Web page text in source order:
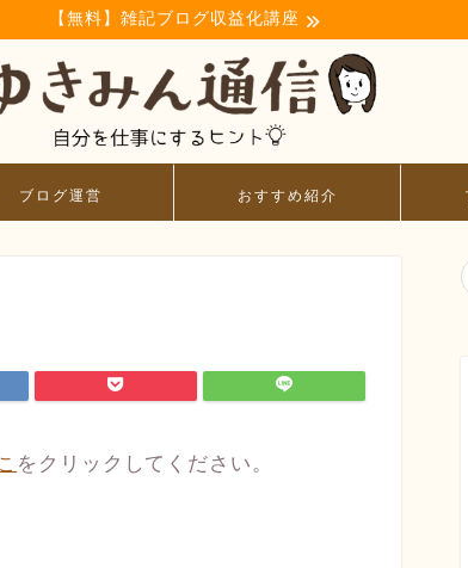
【無料】雑記ブログ収益化講座
ブログ運営 おすすめ紹介
をクリックしてください。